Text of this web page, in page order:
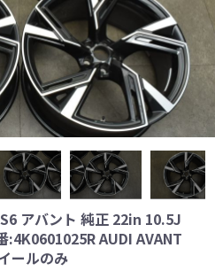
アバント 純正 22in 10.5J
:4K0601025R AUDI AVANT
ールのみ